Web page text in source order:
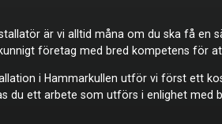
är vi alltid måna om du ska få en
företag med bred kompetens för
i Hammarkullen utför vi först ett
du ett arbete som utförs i enlighet med